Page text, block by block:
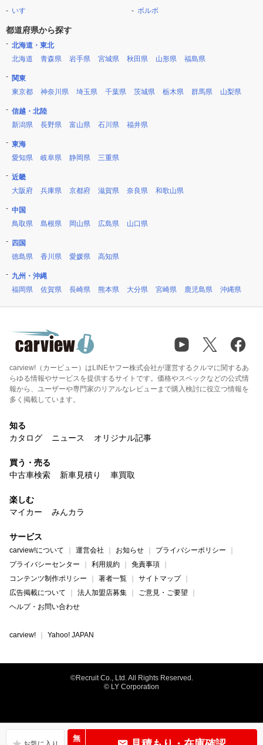
無
いすゞ
ボルボ
都道府県から探す
北海道・東北
北海道
青森県 岩手県 宮城県 秋田県 山形県 福島県
関東
東京都
神奈川県 埼玉県 千葉県 茨城県 栃木県 群馬県 山梨県
信越・北陸
新潟県
長野県 富山県 石川県 福井県
東海
愛知県
岐阜県 静岡県 三重県
近畿
大阪府
兵庫県 京都府 滋賀県 奈良県 和歌山県
中国
鳥取県
島根県 岡山県 広島県 山口県
四国
徳島県
香川県 愛媛県 高知県
九州・沖縄
福岡県
佐賀県 長崎県 熊本県 大分県 宮崎県 鹿児島県 沖縄県
carview!（カービュー）はLINEヤフー株式会社が運営するクルマに関するあ
らゆる情報やサービスを提供するサイトです。価格やスペックなどの公式情
報から、ユーザーや専門家のリアルなレビューまで購入検討に役立つ情報を
多く掲載しています。
知る
カタログ
ニュース オリジナル記事
買う・売る
中古車検索
新車見積り 車買取
楽しむ
マイカー
みんカラ
サービス
carview!について 運営会社 お知らせ
プライバシーポリシー
プライバシーセンター
利用規約
免責事項
コンテンツ制作ポリシー
著者一覧
サイトマップ
広告掲載について
法人加盟店募集
ご意見・ご要望
ヘルプ・お問い合わせ
carview! Yahoo! JAPAN
©Recruit Co., Ltd. All Rights Reserved.
© LY Corporation